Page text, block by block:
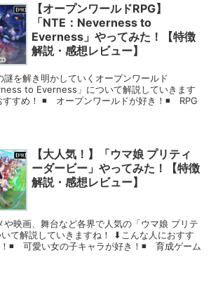
【オープンワールドRPG】
「NTE：Neverness to
Everness」やってみた！【特徴
解説・感想レビュー】
謎を解き明かしていくオープンワールド
to Everness」について解説していきます
すめ！ ◾️ オープンワールドが好き！◾️ RPG
【大人気！】「ウマ娘 プリティ
ーダービー」やってみた！【特徴
解説・感想レビュー】
や映画、舞台など各界で人気の「ウマ娘 プリテ
て解説していきますね！ ⬇︎こんな人におすす
◾️ 可愛い女の子キャラが好き！◾️ 育成ゲーム